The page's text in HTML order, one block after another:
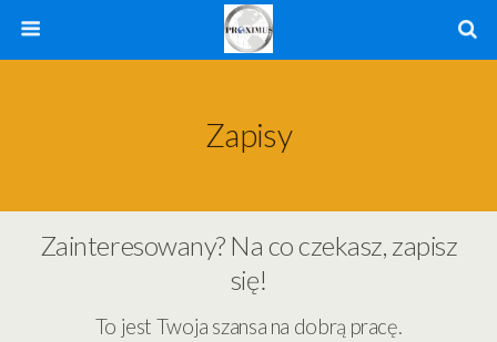
Zapisy
Zainteresowany? Na co czekasz, zapisz
się!
To jest Twoja szansa na dobrą pracę.